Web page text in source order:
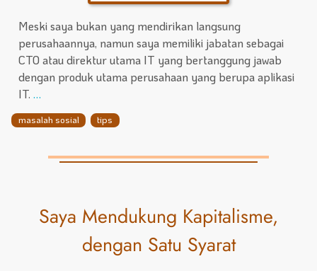
Meski saya bukan yang mendirikan langsung
perusahaannya, namun saya memiliki jabatan sebagai
CTO atau direktur utama IT yang bertanggung jawab
dengan produk utama perusahaan yang berupa aplikasi
IT. …
masalah sosial tips
Saya Mendukung Kapitalisme,
dengan Satu Syarat